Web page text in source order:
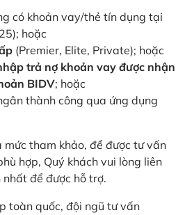
có khoản vay/thẻ tín dụng tại
hoặc
(Premier, Elite, Private); hoặc
trả nợ khoản vay được nhận
BIDV; hoặc
thành công qua ứng dụng
tham khảo, để được tư vấn
hợp, Quý khách vui lòng liên
nhất để được hỗ trợ.
toàn quốc, đội ngũ tư vấn